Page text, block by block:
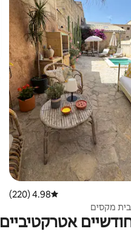
דירוג ממוצע של 4.98 מתוך 5, 220 ביקורות
4.98 (220)
אטרקטיביים